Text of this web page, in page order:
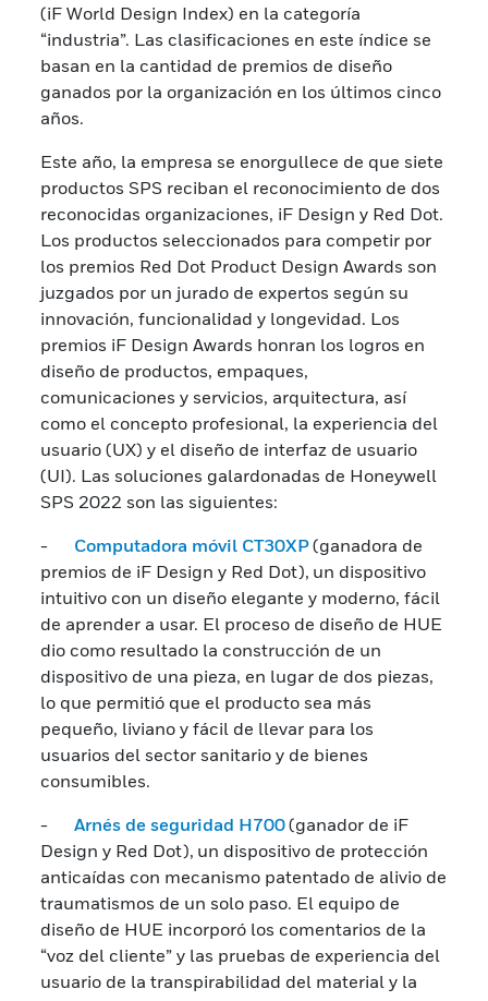
(iF World Design Index) en la categoría
“industria”. Las clasificaciones en este índice se
basan en la cantidad de premios de diseño
ganados por la organización en los últimos cinco
años.
Este año, la empresa se enorgullece de que siete
productos SPS reciban el reconocimiento de dos
reconocidas organizaciones, iF Design y Red Dot.
Los productos seleccionados para competir por
los premios Red Dot Product Design Awards son
juzgados por un jurado de expertos según su
innovación, funcionalidad y longevidad. Los
premios iF Design Awards honran los logros en
diseño de productos, empaques,
comunicaciones y servicios, arquitectura, así
como el concepto profesional, la experiencia del
usuario (UX) y el diseño de interfaz de usuario
(UI). Las soluciones galardonadas de Honeywell
SPS 2022 son las siguientes:
- Computadora móvil CT30XP(ganadora de
premios de iF Design y Red Dot), un dispositivo
intuitivo con un diseño elegante y moderno, fácil
de aprender a usar. El proceso de diseño de HUE
dio como resultado la construcción de un
dispositivo de una pieza, en lugar de dos piezas,
lo que permitió que el producto sea más
pequeño, liviano y fácil de llevar para los
usuarios del sector sanitario y de bienes
consumibles.
-Arnés de seguridad H700(ganador de iF
Design y Red Dot), un dispositivo de protección
anticaídas con mecanismo patentado de alivio de
traumatismos de un solo paso. El equipo de
diseño de HUE incorporó los comentarios de la
“voz del cliente” y las pruebas de experiencia del
usuario de la transpirabilidad del material y la